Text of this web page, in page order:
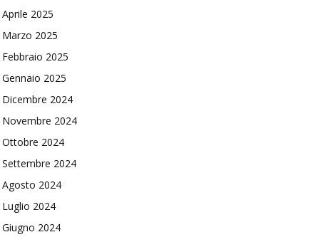
Aprile 2025
Marzo 2025
Febbraio 2025
Gennaio 2025
Dicembre 2024
Novembre 2024
Ottobre 2024
Settembre 2024
Agosto 2024
Luglio 2024
Giugno 2024